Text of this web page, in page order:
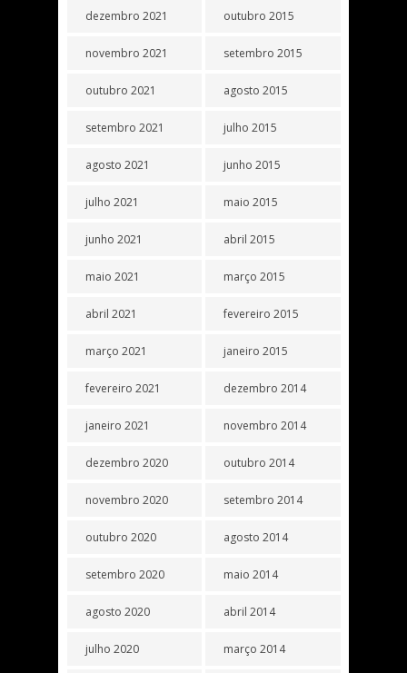
dezembro 2021
novembro 2021
outubro 2021
setembro 2021
agosto 2021
julho 2021
junho 2021
maio 2021
abril 2021
março 2021
fevereiro 2021
janeiro 2021
dezembro 2020
novembro 2020
outubro 2020
setembro 2020
agosto 2020
julho 2020
outubro 2015
setembro 2015
agosto 2015
julho 2015
junho 2015
maio 2015
abril 2015
março 2015
fevereiro 2015
janeiro 2015
dezembro 2014
novembro 2014
outubro 2014
setembro 2014
agosto 2014
maio 2014
abril 2014
março 2014